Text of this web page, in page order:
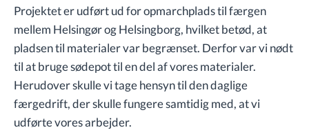
Projektet er udført ud for opmarchplads til færgen
mellem Helsingør og Helsingborg, hvilket betød, at
pladsen til materialer var begrænset. Derfor var vi nødt
til at bruge sødepot til en del af vores materialer.
Herudover skulle vi tage hensyn til den daglige
færgedrift, der skulle fungere samtidig med, at vi
udførte vores arbejder.